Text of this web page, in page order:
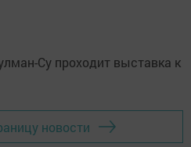
новости